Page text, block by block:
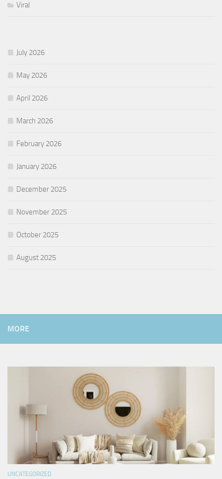
Viral
July 2026
May 2026
April 2026
March 2026
February 2026
January 2026
December 2025
November 2025
October 2025
August 2025
MORE
UNCATEGORIZED